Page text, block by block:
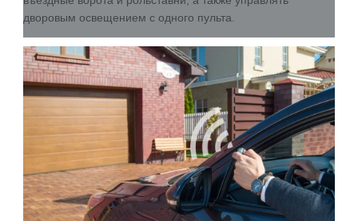
дворовым освещением с одного пульта.